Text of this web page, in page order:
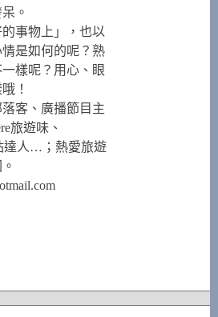
。
事物上」，也以
是如何的呢？熟
樣呢？用心、眼
！
客、廣播節目主
旅遊味、
達人…；熱愛旅遊